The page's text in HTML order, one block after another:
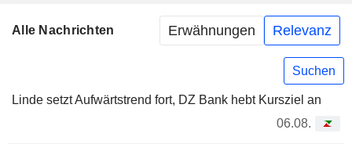
Alle Nachrichten Erwähnungen Relevanz
Suchen
Linde setzt Aufwärtstrend fort, DZ Bank hebt Kursziel an
06.08.